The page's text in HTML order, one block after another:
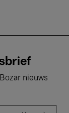
nieuws